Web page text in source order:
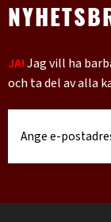
JA!Jag vill ha
och ta del av alla